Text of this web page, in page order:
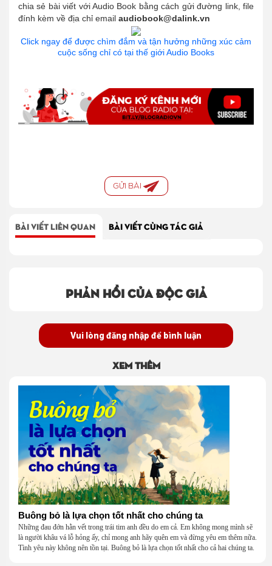
chia sẻ bài viết với Audio Book bằng cách gửi đường link, file
đính kèm về địa chỉ email audiobook@dalink.vn
Click ngay để được chìm đắm và tận hưởng những xúc cảm
cuộc sống chỉ có tại thế giới Audio Books
GỬI BÀI
BÀI VIẾT LIÊN QUAN BÀI VIẾT CÙNG TÁC GIẢ
Phản hồi của độc giả
Vui lòng đăng nhập để bình luận
Xem thêm
Buông bỏ là lựa chọn tốt nhất cho chúng ta
Những đau đớn hằn vết trong trái tim anh đều do em cả. Em không mong mình sẽ
là người khâu vá lỗ hỏng ấy, chỉ mong anh hãy quên em và đừng yêu em thêm nữa.
Tình yêu này không nên tồn tại. Buông bỏ là lựa chọn tốt nhất cho cả hai chúng ta.